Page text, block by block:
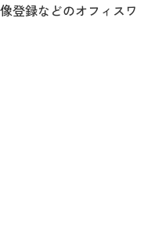
登録などのオフィスワ